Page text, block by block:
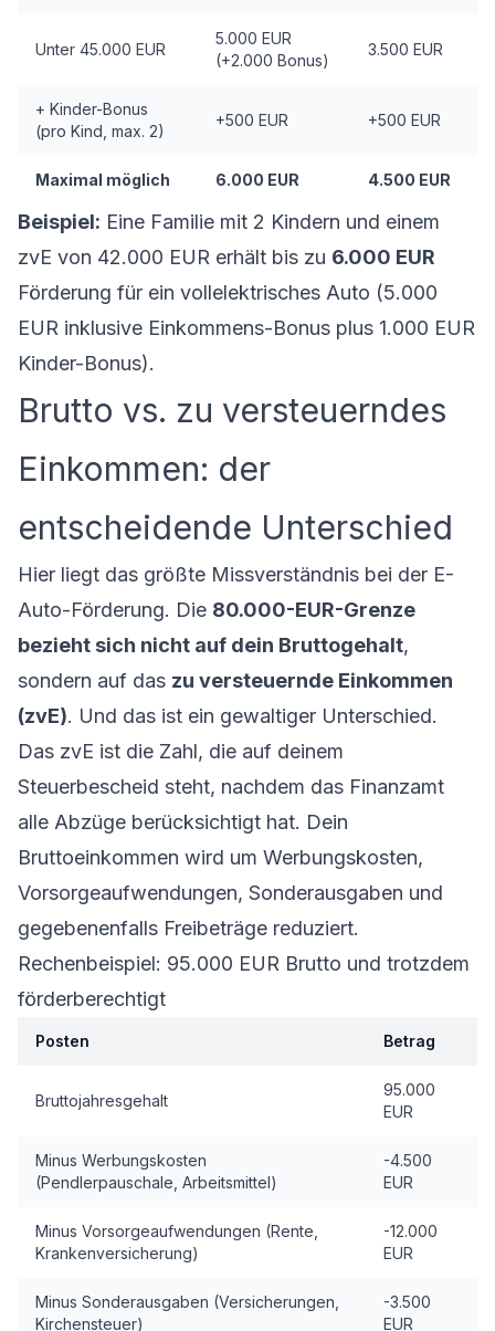
Unter 45.000 EUR
5.000 EUR
(+2.000 Bonus)
3.500 EUR
+ Kinder-Bonus
(pro Kind, max. 2)
+500 EUR +500 EUR
Maximal möglich 6.000 EUR 4.500 EUR
Beispiel: Eine Familie mit 2 Kindern und einem
zvE von 42.000 EUR erhält bis zu 6.000 EUR
Förderung für ein vollelektrisches Auto (5.000
EUR inklusive Einkommens-Bonus plus 1.000 EUR
Kinder-Bonus).
Brutto vs. zu versteuerndes
Einkommen: der
entscheidende Unterschied
Hier liegt das größte Missverständnis bei der E-
Auto-Förderung. Die 80.000-EUR-Grenze
bezieht sich nicht auf dein Bruttogehalt,
sondern auf das zu versteuernde Einkommen
(zvE). Und das ist ein gewaltiger Unterschied.
Das zvE ist die Zahl, die auf deinem
Steuerbescheid steht, nachdem das Finanzamt
alle Abzüge berücksichtigt hat. Dein
Bruttoeinkommen wird um Werbungskosten,
Vorsorgeaufwendungen, Sonderausgaben und
gegebenenfalls Freibeträge reduziert.
Rechenbeispiel: 95.000 EUR Brutto und trotzdem
förderberechtigt
Posten Betrag
Bruttojahresgehalt
95.000
EUR
Minus Werbungskosten
(Pendlerpauschale, Arbeitsmittel)
-4.500
EUR
Minus Vorsorgeaufwendungen (Rente,
Krankenversicherung)
-12.000
EUR
Minus Sonderausgaben (Versicherungen,
Kirchensteuer)
-3.500
EUR